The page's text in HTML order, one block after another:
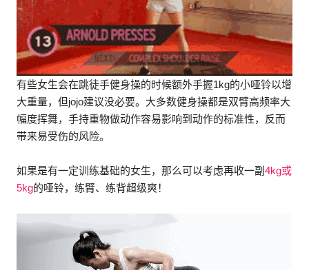
有些女生会在跳徒手健身操的时候额外手握1kg的小哑铃以增
大重量，但jojo建议没必要。大多数健身操都是双臂高频率大
幅度挥舞，手持重物做动作容易影响到动作的标准性，反而
带来易受伤的风险。
如果是有一定训练基础的女生，那么可以考虑再收一副4kg或
5kg的哑铃，练臂、练背超级爽！